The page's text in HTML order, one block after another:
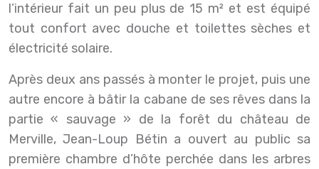
l’intérieur fait un peu plus de 15 m² et est équipé
tout confort avec douche et toilettes sèches et
électricité solaire.
Après deux ans passés à monter le projet, puis une
autre encore à bâtir la cabane de ses rêves dans la
partie « sauvage » de la forêt du château de
Merville, Jean-Loup Bétin a ouvert au public sa
première chambre d’hôte perchée dans les arbres